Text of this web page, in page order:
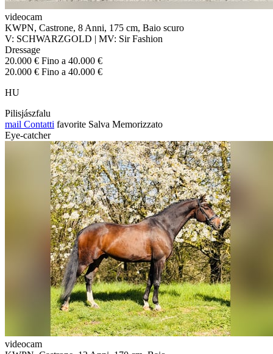
videocam
KWPN, Castrone, 8 Anni, 175 cm, Baio scuro
V: SCHWARZGOLD | MV: Sir Fashion
Dressage
20.000 € Fino a 40.000 €
20.000 € Fino a 40.000 €
HU
Pilisjászfalu
mail Contatti favorite Salva Memorizzato
Eye-catcher
videocam